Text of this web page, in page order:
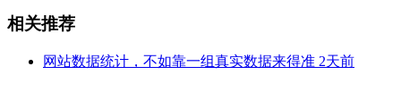
相关推荐
网站数据统计，不如靠一组真实数据来得准 2天前